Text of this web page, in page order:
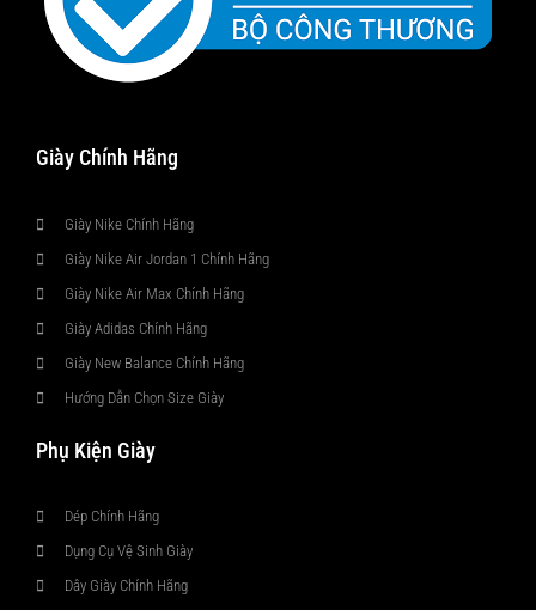
Giày Chính Hãng
Giày Nike Chính Hãng
Giày Nike Air Jordan 1 Chính Hãng
Giày Nike Air Max Chính Hãng
Giày Adidas Chính Hãng
Giày New Balance Chính Hãng
Hướng Dẫn Chọn Size Giày
Phụ Kiện Giày
Dép Chính Hãng
Dụng Cụ Vệ Sinh Giày
Dây Giày Chính Hãng